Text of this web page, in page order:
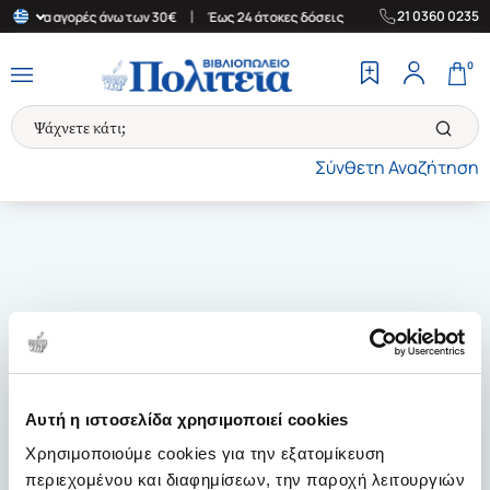
Αυτή η ιστοσελίδα χρησιμοποιεί cookies
Χρησιμοποιούμε cookies για την εξατομίκευση
περιεχομένου και διαφημίσεων, την παροχή λειτουργιών
για αγορές άνω των 30€ Έως 24 άτοκες δόσεις | Δωρεάν
21 0360 0235
Σύνθετη Αναζήτηση
0